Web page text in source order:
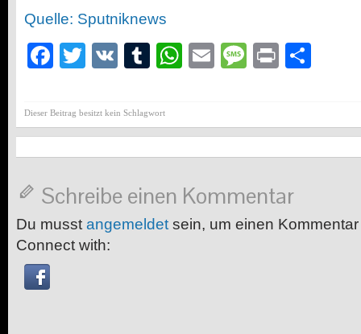
Quelle: Sputniknews
Facebook
Twitter
VK Tumblr
WhatsApp
EmailMessage
Print
Dieser Beitrag besitzt kein Schlagwort
Schreibe einen Kommentar
Du musst angemeldet sein, um einen
Connect with: